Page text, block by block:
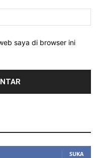
saya di browser ini
SUKA